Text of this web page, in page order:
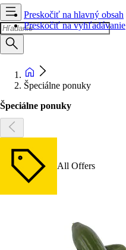
Preskočiť na hlavný obsah
Preskočiť na vyhľadávanie
Špeciálne ponuky
Špeciálne ponuky
All Offers